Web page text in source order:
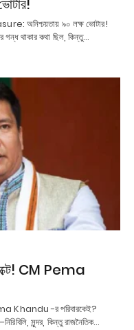
অনিশ্চয়তায় ৯০ লক্ষ ভোটার!
গন্ধ থাকার কথা ছিল, কিন্তু…
CM Pema
Khandu -র পরিবারকেই?
সুন্দর, কিন্তু রাজনৈতিক…